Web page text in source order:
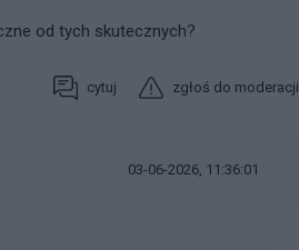
od tych skutecznych?
cytuj zgłoś do moderacji
03-06-2026, 11:36:01